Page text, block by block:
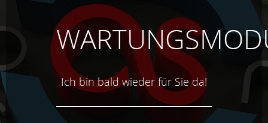
Ich bin bald wieder für Sie da!